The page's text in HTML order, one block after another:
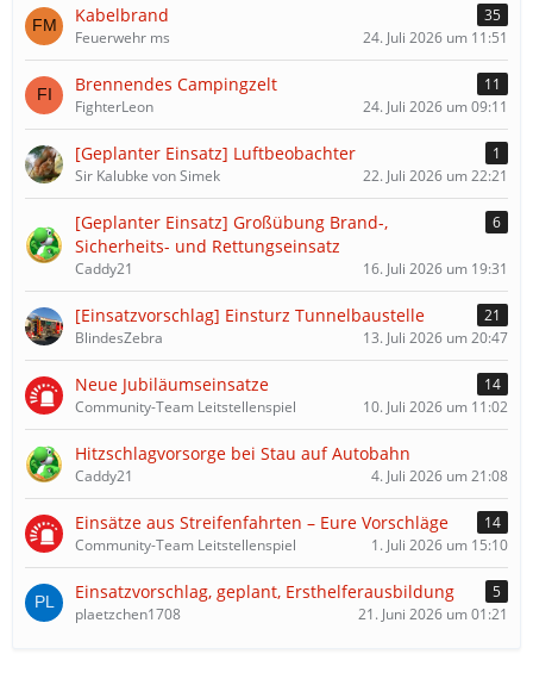
Kabelbrand
35
Feuerwehr ms
24. Juli 2026 um 11:51
Brennendes Campingzelt
11
FighterLeon
24. Juli 2026 um 09:11
[Geplanter Einsatz] Luftbeobachter
1
Sir Kalubke von Simek
22. Juli 2026 um 22:21
[Geplanter Einsatz] Großübung Brand-,
Sicherheits- und Rettungseinsatz
6
Caddy21 16. Juli 2026 um 19:31
[Einsatzvorschlag] Einsturz Tunnelbaustelle
21
BlindesZebra
13. Juli 2026 um 20:47
Neue Jubiläumseinsatze
14
Community-Team Leitstellenspiel
10. Juli 2026 um 11:02
Hitzschlagvorsorge bei Stau auf Autobahn
Caddy21 4. Juli 2026 um 21:08
Einsätze aus Streifenfahrten – Eure Vorschläge
14
Community-Team Leitstellenspiel
1. Juli 2026 um 15:10
Einsatzvorschlag, geplant, Ersthelferausbildung
5
plaetzchen1708
21. Juni 2026 um 01:21